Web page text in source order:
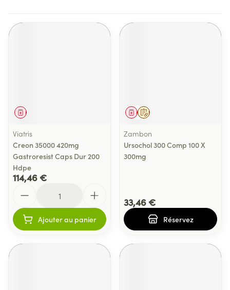
Médicament
Viatris
Creon 35000 420mg
Gastroresist Caps Dur 200
Hdpe
114,46 €
Ajouter au panier
Sur prescription
Médicament
Zambon
Ursochol 300 Comp 100 X
300mg
33,46 €
Réservez